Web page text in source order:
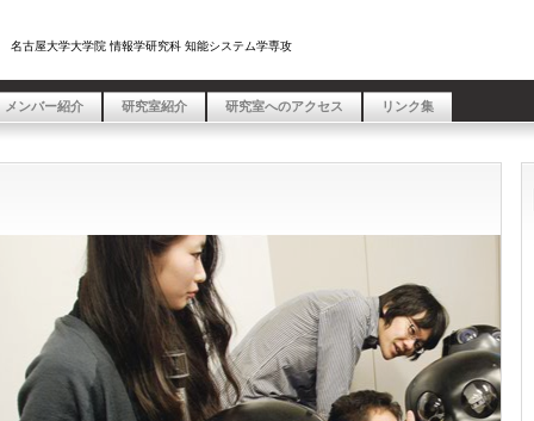
名古屋大学大学院 情報学研究科 知能システム学専攻
メンバー紹介 研究室紹介 研究室へのアクセス リンク集